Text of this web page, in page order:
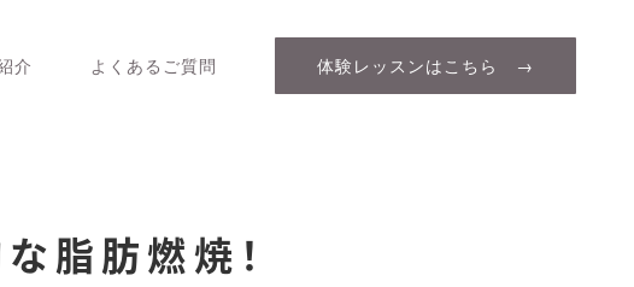
介 よくあるご質問 体験レッスンはこちら →
脂肪燃焼！